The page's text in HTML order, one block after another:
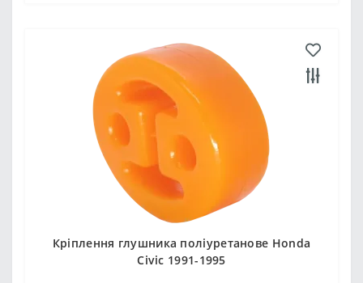
Кріплення глушника поліуретанове Honda
Civic 1991-1995